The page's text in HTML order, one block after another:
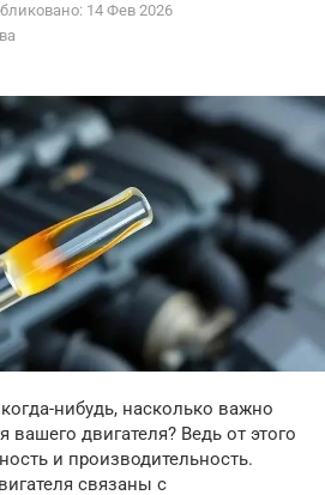
14 Фев 2026
нибудь, насколько важно
двигателя? Ведь от этого
и производительность.
связаны с